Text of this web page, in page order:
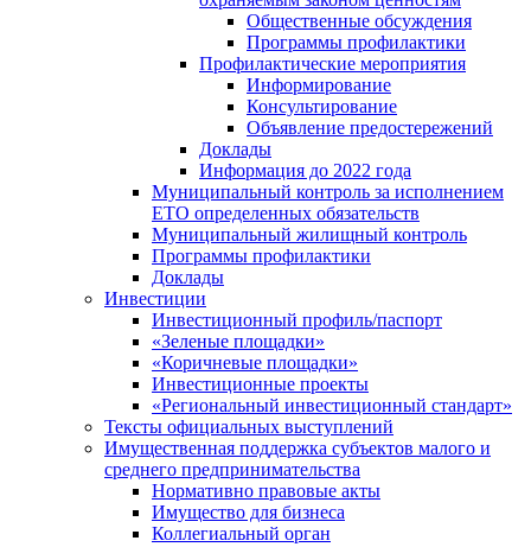
Общественные обсуждения
Программы профилактики
Профилактические мероприятия
Информирование
Консультирование
Объявление предостережений
Доклады
Информация до 2022 года
Муниципальный контроль за исполнением
ЕТО определенных обязательств
Муниципальный жилищный контроль
Программы профилактики
Доклады
Инвестиции
Инвестиционный профиль/паспорт
«Зеленые площадки»
«Коричневые площадки»
Инвестиционные проекты
«Региональный инвестиционный стандарт»
Тексты официальных выступлений
Имущественная поддержка субъектов малого и
среднего предпринимательства
Нормативно правовые акты
Имущество для бизнеса
Коллегиальный орган